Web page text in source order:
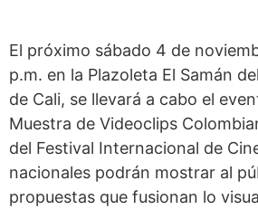
El próximo sábado 4 de
p.m. en la Plazoleta El Samán
de Cali, se llevará a cabo el
Muestra de Videoclips
del Festival Internacional de
nacionales podrán mostrar al
propuestas que fusionan lo